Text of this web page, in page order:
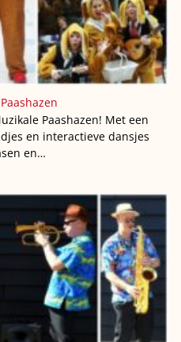
Paashazen! Met een
en interactieve dansjes
en…